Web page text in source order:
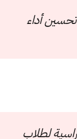
أداء
لطلاب